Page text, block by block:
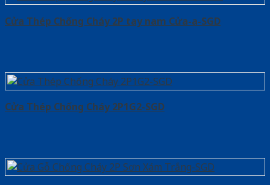
Cửa Thép Chống Cháy 2P tay nam Cửa-a-SGD
Cửa Thép Chống Cháy 2P1G2-SGD